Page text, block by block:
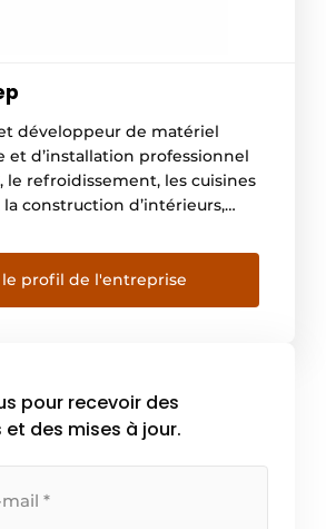
développeur de matériel
et d’installation professionnel
le refroidissement, les cuisines
construction d’intérieurs,
Linumgroep est
sur le marché européen. Le
composé de quatre
qui, chacune
garantit un service à
le profil de l'entreprise
pour recevoir des
des mises à jour.